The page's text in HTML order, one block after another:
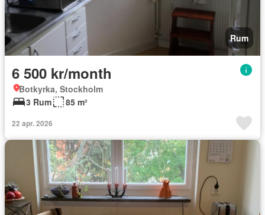
Rum
6 500 kr/month
Botkyrka, Stockholm
3 Rum
85 m²
22 apr. 2026